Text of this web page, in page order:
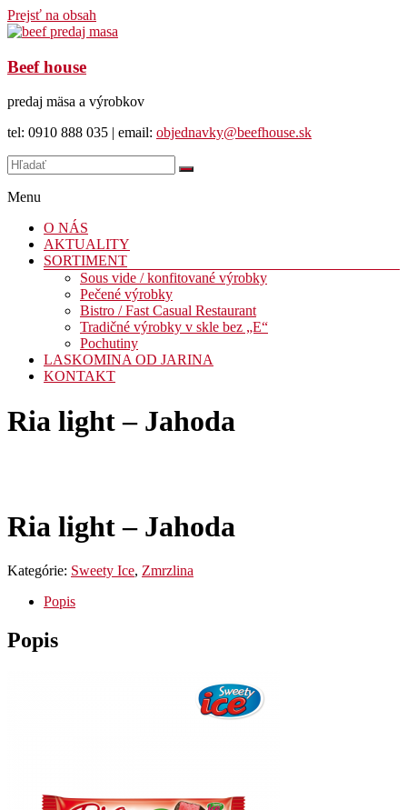
Prejsť na obsah
Beef house
predaj mäsa a výrobkov
tel: 0910 888 035 | email: objednavky@beefhouse.sk
Menu
O NÁS
AKTUALITY
SORTIMENT
Sous vide / konfitované výrobky
Pečené výrobky
Bistro / Fast Casual Restaurant
Tradičné výrobky v skle bez „E“
Pochutiny
LASKOMINA OD JARINA
KONTAKT
Ria light – Jahoda
Ria light – Jahoda
Kategórie: Sweety Ice, Zmrzlina
Popis
Popis